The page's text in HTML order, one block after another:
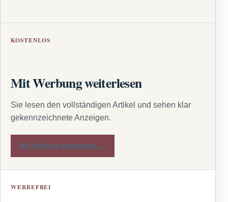
KOSTENLOS
Mit Werbung weiterlesen
Sie lesen den vollständigen Artikel und sehen klar
gekennzeichnete Anzeigen.
Mit Werbung weiterlesen →
WERBEFREI